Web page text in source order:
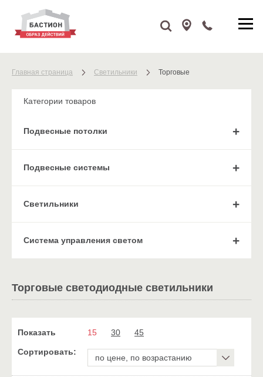
Главная страница Cветильники Торговые
Категории товаров
Подвесные потолки
Подвесные системы
Cветильники
Система управления светом
Торговые светодиодные светильники
Показать 15 30 45
Сортировать:
по цене, по возрастанию